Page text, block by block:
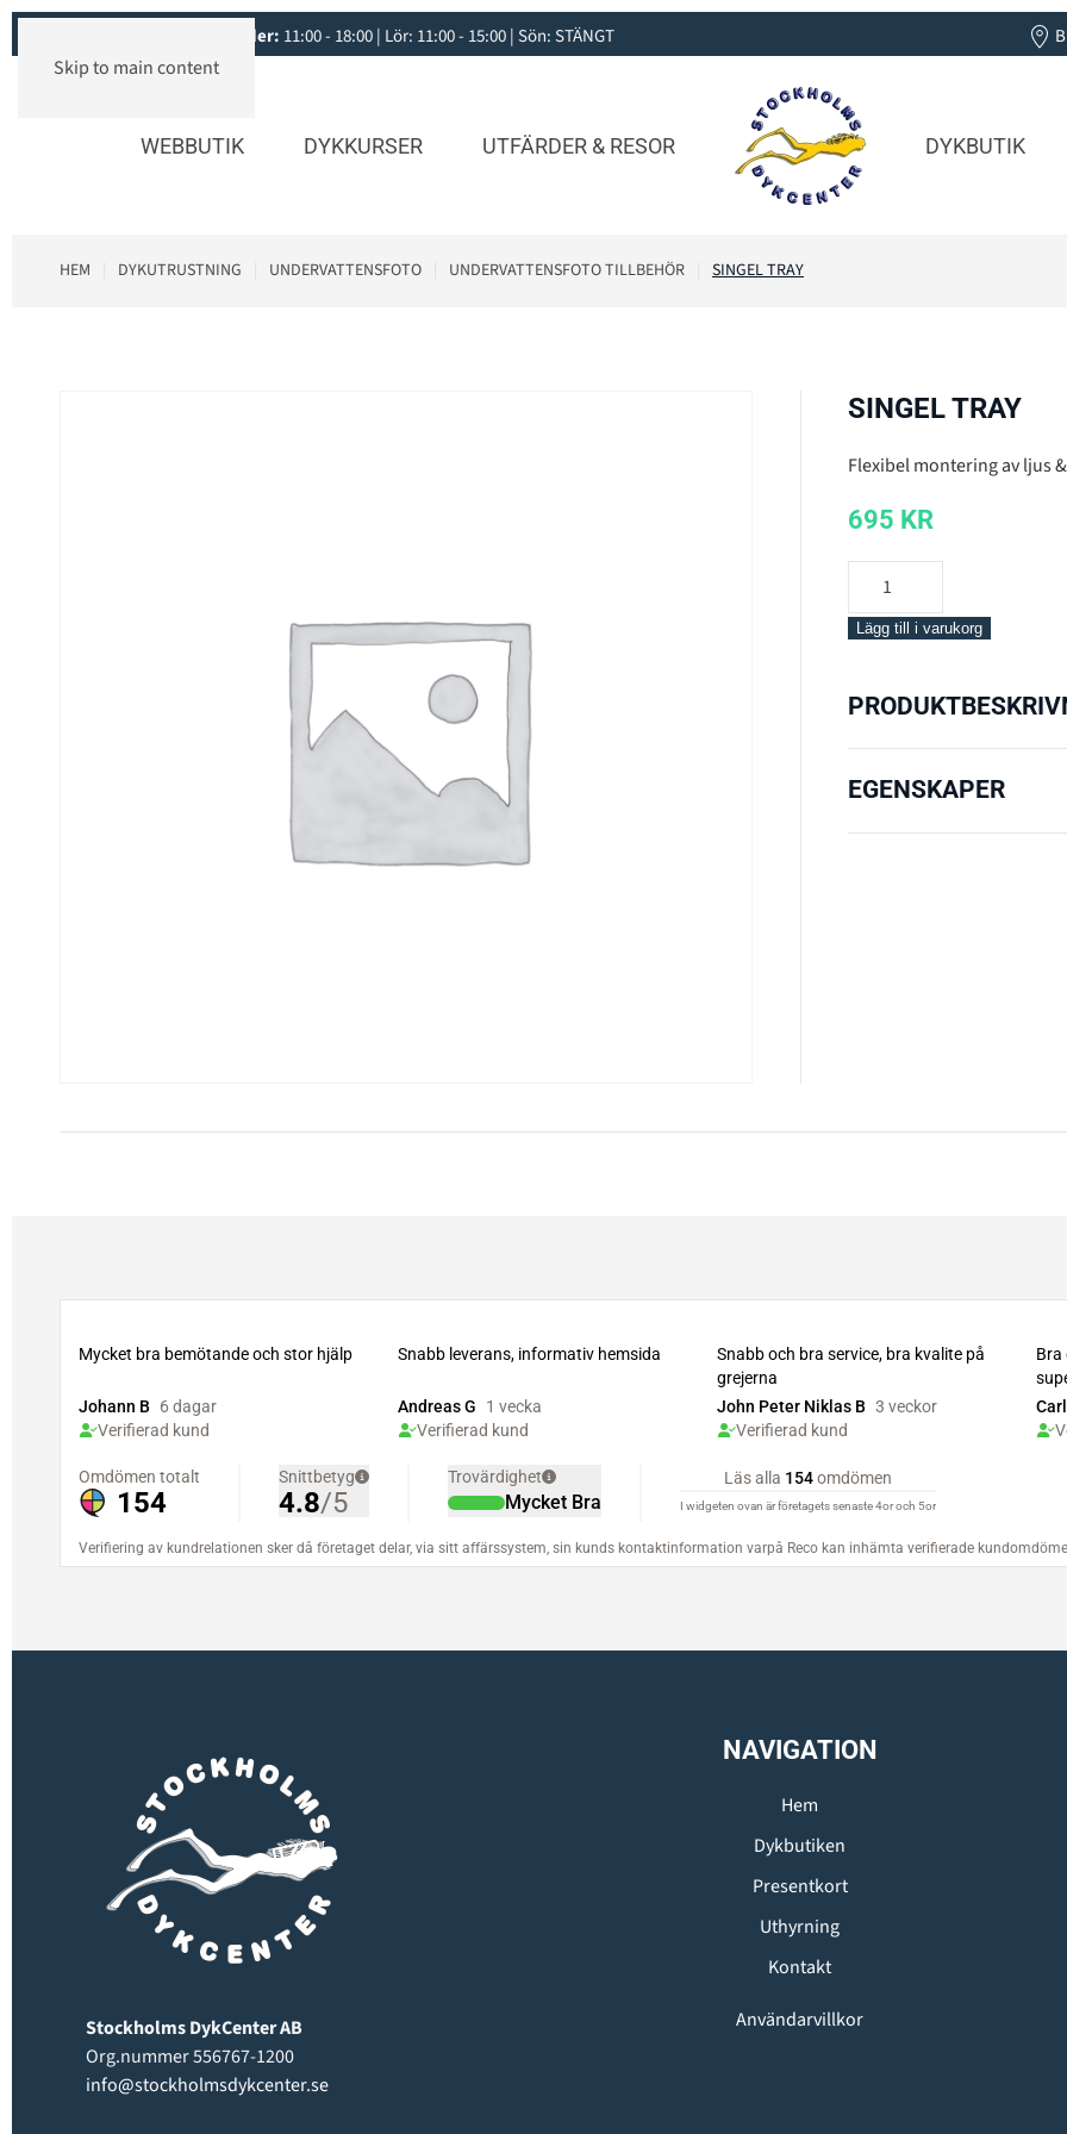
Skip to main content
Öppettider: 11:00 - 18:00 | Lör: 11:00 - 15:00 | Sön: STÄNGT
WEBBUTIK DYKKURSER UTFÄRDER & RESOR DYKBUTIK
HEM DYKUTRUSTNING UNDERVATTENSFOTO UNDERVATTENSFOTO TILLBEHÖR SINGEL TRAY
SINGEL TRAY
Flexibel montering av ljus
695 KR
Singel
mängd
Lägg till i varukorg
EGENSKAPER
Stockholms DykCenter AB
Org.nummer 556767-1200
info@stockholmsdykcenter.se
NAVIGATION
Hem
Dykbutiken
Presentkort
Uthyrning
Kontakt
Användarvillkor